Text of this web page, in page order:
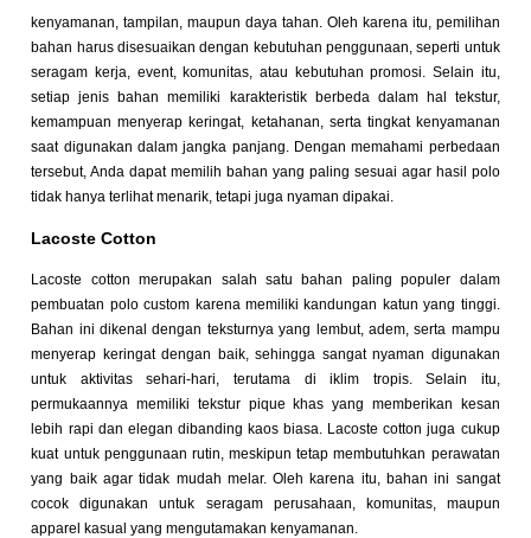
kenyamanan, tampilan, maupun daya tahan. Oleh karena itu, pemilihan
bahan harus disesuaikan dengan kebutuhan penggunaan, seperti untuk
seragam kerja, event, komunitas, atau kebutuhan promosi. Selain itu,
setiap jenis bahan memiliki karakteristik berbeda dalam hal tekstur,
kemampuan menyerap keringat, ketahanan, serta tingkat kenyamanan
saat digunakan dalam jangka panjang. Dengan memahami perbedaan
tersebut, Anda dapat memilih bahan yang paling sesuai agar hasil polo
tidak hanya terlihat menarik, tetapi juga nyaman dipakai.
Lacoste Cotton
Lacoste cotton merupakan salah satu bahan paling populer dalam
pembuatan polo custom karena memiliki kandungan katun yang tinggi.
Bahan ini dikenal dengan teksturnya yang lembut, adem, serta mampu
menyerap keringat dengan baik, sehingga sangat nyaman digunakan
untuk aktivitas sehari-hari, terutama di iklim tropis. Selain itu,
permukaannya memiliki tekstur pique khas yang memberikan kesan
lebih rapi dan elegan dibanding kaos biasa. Lacoste cotton juga cukup
kuat untuk penggunaan rutin, meskipun tetap membutuhkan perawatan
yang baik agar tidak mudah melar. Oleh karena itu, bahan ini sangat
cocok digunakan untuk seragam perusahaan, komunitas, maupun
apparel kasual yang mengutamakan kenyamanan.